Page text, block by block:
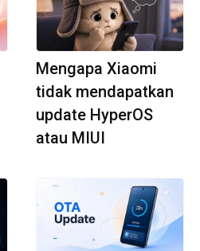
Mengapa Xiaomi
tidak mendapatkan
update HyperOS
atau MIUI